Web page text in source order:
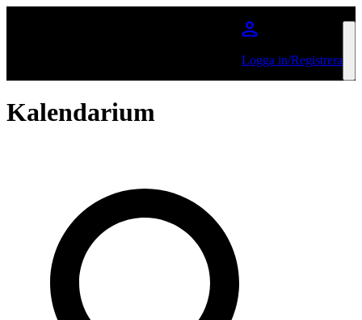
Logga in/Registrera
Kalendarium